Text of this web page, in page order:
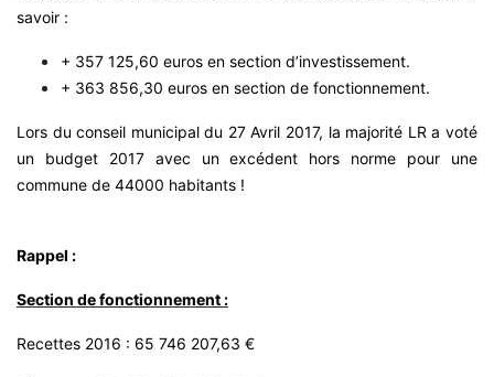
savoir :
+ 357 125,60 euros en section d’investissement.
+ 363 856,30 euros en section de fonctionnement.
Lors du conseil municipal du 27 Avril 2017, la majorité LR a voté
un budget 2017 avec un excédent hors norme pour une
commune de 44000 habitants !
Rappel :
Section de fonctionnement :
Recettes 2016 : 65 746 207,63 €